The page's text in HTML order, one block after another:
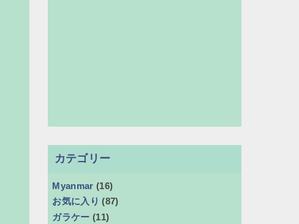
カテゴリー
Myanmar (16)
お気に入り (87)
ガラケー (11)